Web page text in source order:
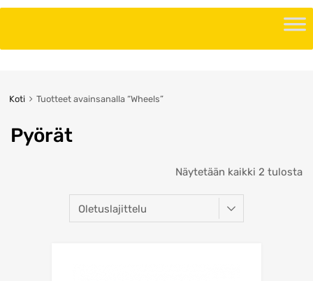
Koti Tuotteet avainsanalla “Wheels”
Pyörät
Näytetään kaikki 2 tulosta